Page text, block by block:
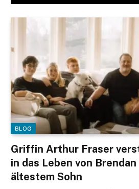
BLOG
Griffin Arthur Fraser
in das Leben von
ältestem Sohn